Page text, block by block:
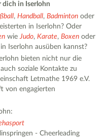
dich in Iserlohn
,Handball,Badminton oder
in Iserlohn? Oder
wieJudo,Karate,Boxen oder
Iserlohn ausüben kannst?
bieten nicht nur die
soziale Kontakte zu
Letmathe 1969 e.V.
von engagierten
- Cheerleading